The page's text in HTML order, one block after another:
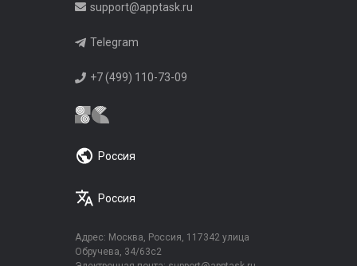
support@apptask.ru
Telegram
+7 (499) 110-73-09
Россия
Россия
Адрес: Москва, Россия, 117342 улица
Обручева, 34/63с2